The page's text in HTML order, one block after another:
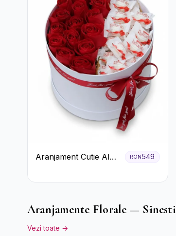
Aranjament Cutie Albă
Raffaello
RON549
Aranjamente Florale — Sinesti
Vezi toate →